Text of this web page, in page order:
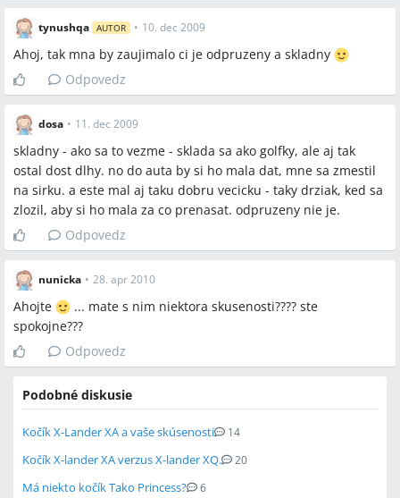
tynushqa AUTOR • 10. dec 2009
Ahoj, tak mna by zaujimalo ci je odpruzeny a skladny
Odpovedz
dosa • 11. dec 2009
skladny - ako sa to vezme - sklada sa ako golfky, ale aj tak
ostal dost dlhy. no do auta by si ho mala dat, mne sa zmestil
na sirku. a este mal aj taku dobru vecicku - taky drziak, ked sa
zlozil, aby si ho mala za co prenasat. odpruzeny nie je.
Odpovedz
nunicka • 28. apr 2010
Ahojte
... mate s nim niektora skusenosti???? ste
spokojne???
Odpovedz
Podobné diskusie
Kočík X-Lander XA a vaše skúsenosti 14
Kočík X-lander XA verzus X-lander XQ. 20
Má niekto kočík Tako Princess? 6